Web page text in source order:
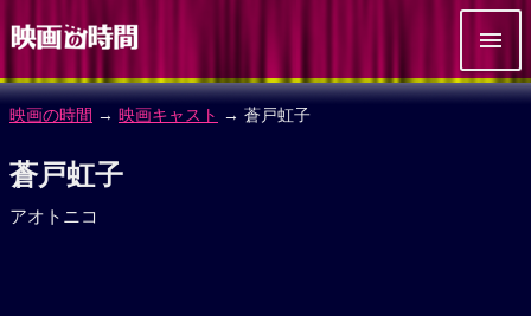
映画の時間 → 映画キャスト → 蒼戸虹子
蒼戸虹子
アオトニコ